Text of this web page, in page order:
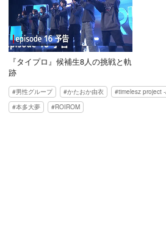
『タイプロ』候補生8人の挑戦と軌
跡
男性グループ かたおか由衣 timelesz project
本多大夢
ROIROM